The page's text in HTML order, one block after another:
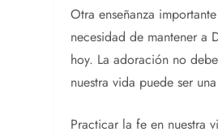
Otra enseñanza
necesidad de mantener a
hoy. La adoración no
nuestra vida puede ser
Practicar la fe en nuestra